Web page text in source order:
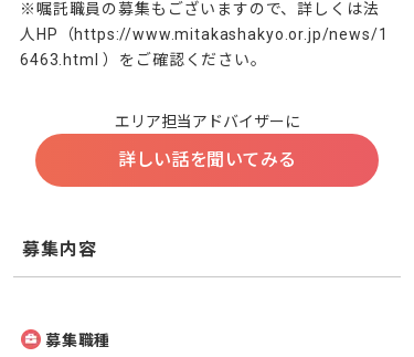
※嘱託職員の募集もございますので、詳しくは法
人HP（https://www.mitakashakyo.or.jp/news/1
6463.html ）をご確認ください。
エリア担当アドバイザーに
詳しい話を聞いてみる
募集内容
募集職種